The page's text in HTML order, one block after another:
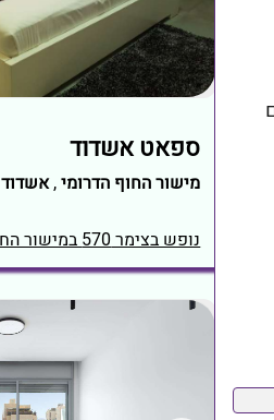
ספאט אשדוד
מישור החוף הדרומי,אשדוד
נופש בצימר 570 במישור החוף הדרומי